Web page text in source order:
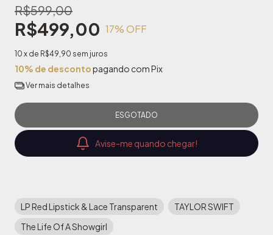
R$599,00
R$499,00 17% OFF
10 x de R$49,90 sem juros
10% de descontopagando com Pix
Ver mais detalhes
Avise-me quando chegar!
LP Red Lipstick & Lace Transparent
TAYLOR SWIFT
The Life Of A Showgirl